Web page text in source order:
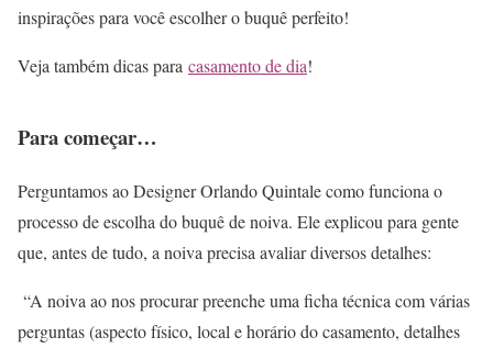
inspirações para você escolher o buquê perfeito!
Veja também dicas para casamento de dia!
Para começar…
Perguntamos ao Designer Orlando Quintale como funciona o
processo de escolha do buquê de noiva. Ele explicou para gente
que, antes de tudo, a noiva precisa avaliar diversos detalhes:
“A noiva ao nos procurar preenche uma ficha técnica com várias
perguntas (aspecto físico, local e horário do casamento, detalhes